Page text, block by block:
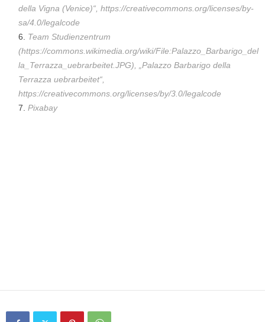
della Vigna (Venice)“, https://creativecommons.org/licenses/by-
sa/4.0/legalcode
Team Studienzentrum
(https://commons.wikimedia.org/wiki/File:Palazzo_Barbarigo_del
la_Terrazza_uebrarbeitet.JPG), „Palazzo Barbarigo della
Terrazza uebrarbeitet“,
https://creativecommons.org/licenses/by/3.0/legalcode
Pixabay